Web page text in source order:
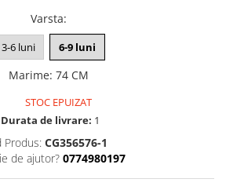
Varsta:
3-6 luni 6-9 luni
Marime: 74 CM
STOC EPUIZAT
Durata de livrare: 1
Produs: CG356576-1
de ajutor? 0774980197